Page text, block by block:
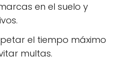
en el suelo y
el tiempo máximo
multas.